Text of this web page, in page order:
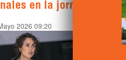
en la jornada
2026 09:20